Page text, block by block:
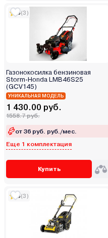
5(3)
Газонокосилка бензиновая
Storm-Honda LMB46S25
(GCV145)
УНИКАЛЬНАЯ МОДЕЛЬ
1 430.00 руб.
1558.7 руб.
от 36 руб. руб./мес.
Еще 1 комплектация
Купить
5(3)